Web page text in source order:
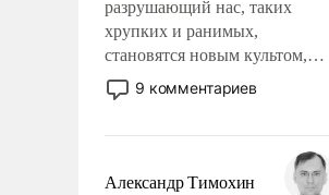
разрушающий нас, таких
хрупких и ранимых,
становятся новым культом,
постепенно вытесняя и
отменяя традиционное
мужественным и твердым под
ударами судьбы, брать на себя
9 комментариев
Александр Тимохин